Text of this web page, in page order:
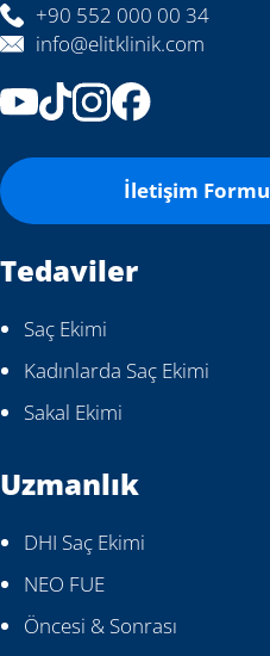
+90 552 000 00 34
info@elitklinik.com
İletişim Formu
Tedaviler
Saç Ekimi
Kadınlarda Saç Ekimi
Sakal Ekimi
Uzmanlık
DHI Saç Ekimi
NEO FUE
Öncesi & Sonrası